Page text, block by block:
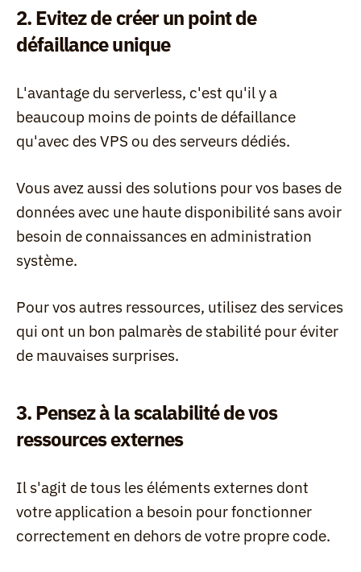
2. Evitez de créer un point de
défaillance unique
L'avantage du serverless, c'est qu'il y a
beaucoup moins de points de défaillance
qu'avec des VPS ou des serveurs dédiés.
Vous avez aussi des solutions pour vos bases de
données avec une haute disponibilité sans avoir
besoin de connaissances en administration
système.
Pour vos autres ressources, utilisez des services
qui ont un bon palmarès de stabilité pour éviter
de mauvaises surprises.
3. Pensez à la scalabilité de vos
ressources externes
Il s'agit de tous les éléments externes dont
votre application a besoin pour fonctionner
correctement en dehors de votre propre code.